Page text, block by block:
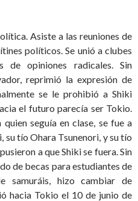
Asiste a las reuniones de
políticos. Se unió a clubes
opiniones radicales. Sin
reprimió la expresión de
se le prohibió a Shiki
el futuro parecía ser Tokio.
seguía en clase, se fue a
su tío Ohara Tsunenori, y su tío
a que Shiki se fuera. Sin
de becas para estudiantes de
samuráis, hizo cambiar de
hacia Tokio el 10 de junio de